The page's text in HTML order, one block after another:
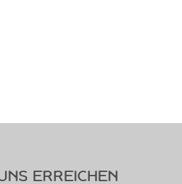
ERREICHEN